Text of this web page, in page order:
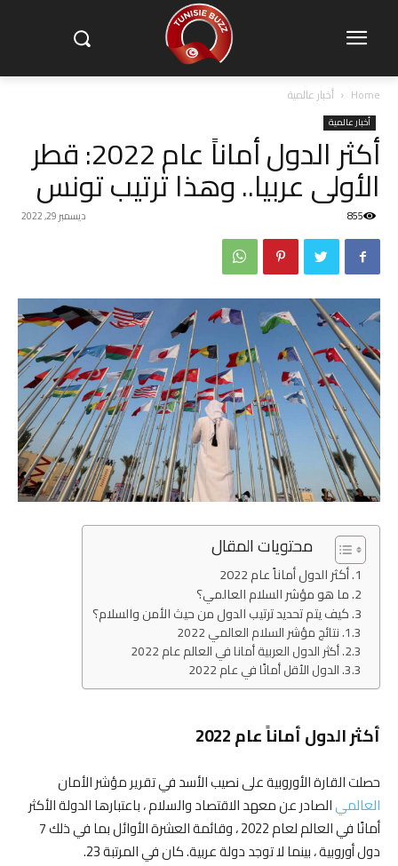
Home أخبار عالمية
أخبار عالمية
أكثر الدول أماناً عام 2022: قطر
الأولى عربيا.. وهذا ترتيب تونس
ديسمبر 29, 2022 855
محتويات المقال
أكثر الدول أماناً عام 2022
ما هو مؤشر السلام العالمي؟
كيف يتم تحديد ترتيب الدول من حيث الأمن والسلام؟
نتائج مؤشر السلام العالمي 2022
أكثر الدول العربية أمانا في العالم عام 2022
الدول الأقل أمانًا في عام 2022
أكثر الدول أماناً عام 2022
حصلت القارة الأوروبية على نصيب الأسد في تقرير مؤشر الأمان
العالميالصادر عن معهد الاقتصاد والسلام ، باعتبارها الدولة الأكثر
أمانًا في العالم لعام 2022 ، وقائمة العشرة الأوائل بما في ذلك 7
دول أوروبية ، بينما لا توجد دولة عربية. كان في المرتبة 23.